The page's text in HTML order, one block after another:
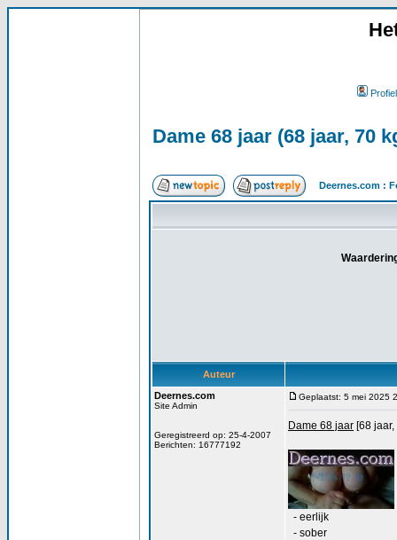
Profiel
Dame 68 jaar (68 jaar, 70
Deernes.com :
Auteur
Deernes.com
Site Admin
Geregistreerd op: 25-4-2007
Berichten: 16777192
Geplaatst: 5 mei 2025
Dame 68 jaar [68
- eerlijk
- sober